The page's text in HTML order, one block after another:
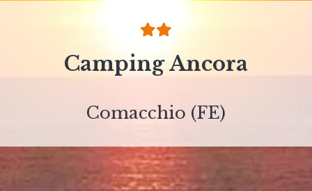
Camping Ancora
Comacchio (FE)